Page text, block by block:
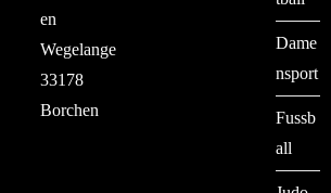
en
Wegelange
33178
Borchen
Dame
nsport
Fussb
all